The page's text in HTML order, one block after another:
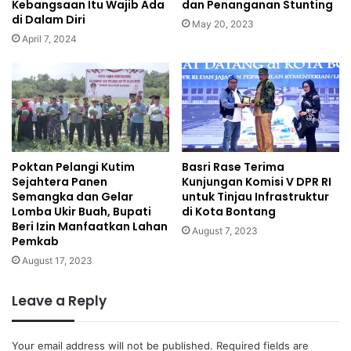
Kebangsaan Itu Wajib Ada
di Dalam Diri
April 7, 2024
dan Penanganan Stunting
May 20, 2023
Poktan Pelangi Kutim
Sejahtera Panen
Semangka dan Gelar
Lomba Ukir Buah, Bupati
Beri Izin Manfaatkan Lahan
Pemkab
August 17, 2023
Basri Rase Terima
Kunjungan Komisi V DPR RI
untuk Tinjau Infrastruktur
di Kota Bontang
August 7, 2023
Leave a Reply
Your email address will not be published. Required fields are